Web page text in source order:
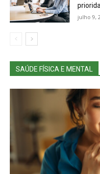
julho 9,
SAÚDE FÍSICA E MENTAL